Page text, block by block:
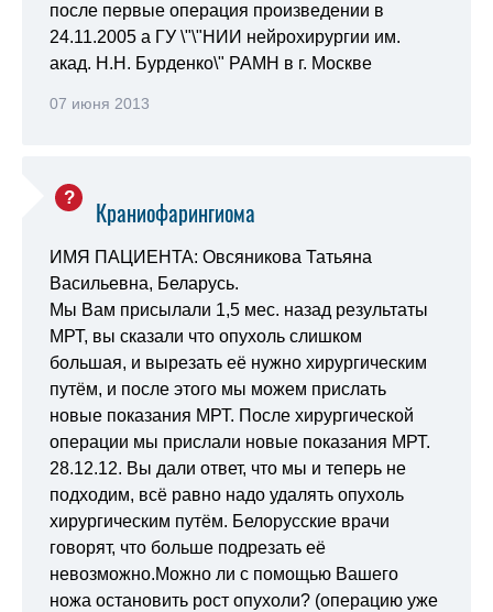
после первые операция произведении в
24.11.2005 а ГУ \"\"НИИ нейрохирургии им.
акад. Н.Н. Бурденко\" РАМН в г. Москве
07 июня 2013
Краниофарингиома
ИМЯ ПАЦИЕНТА: Овсяникова Татьяна
Васильевна, Беларусь.
Мы Вам присылали 1,5 мес. назад результаты
МРТ, вы сказали что опухоль слишком
большая, и вырезать её нужно хирургическим
путём, и после этого мы можем прислать
новые показания МРТ. После хирургической
операции мы прислали новые показания МРТ.
28.12.12. Вы дали ответ, что мы и теперь не
подходим, всё равно надо удалять опухоль
хирургическим путём. Белорусские врачи
говорят, что больше подрезать её
невозможно.Можно ли с помощью Вашего
ножа остановить рост опухоли? (операцию уже